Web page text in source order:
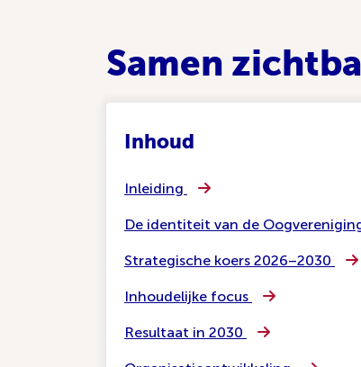
Samen
Inhoud
Inleiding
De identiteit van de
Strategische koers 2026–2030
Inhoudelijke focus
Resultaat in 2030